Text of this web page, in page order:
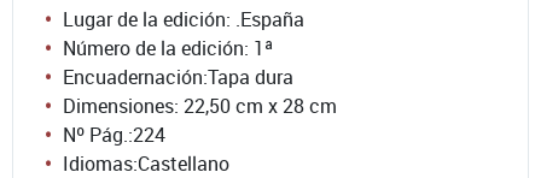
Lugar de la edición: .España
Número de la edición: 1ª
Encuadernación:Tapa dura
Dimensiones: 22,50 cm x 28 cm
Nº Pág.:224
Idiomas:Castellano